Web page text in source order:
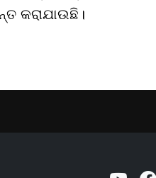
କରାଯାଉଛି।
YouTube